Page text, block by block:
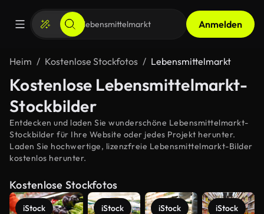
Anmelden
Heim Kostenlose Stockfotos Lebensmittelmarkt
Kostenlose Lebensmittelmarkt-
Stockbilder
Entdecken und laden Sie wunderschöne Lebensmittelmarkt-
Stockbilder für Ihre Website oder jedes Projekt herunter.
Laden Sie hochwertige, lizenzfreie Lebensmittelmarkt-Bilder
kostenlos herunter.
Kostenlose Stockfotos
iStock iStock iStock iStock